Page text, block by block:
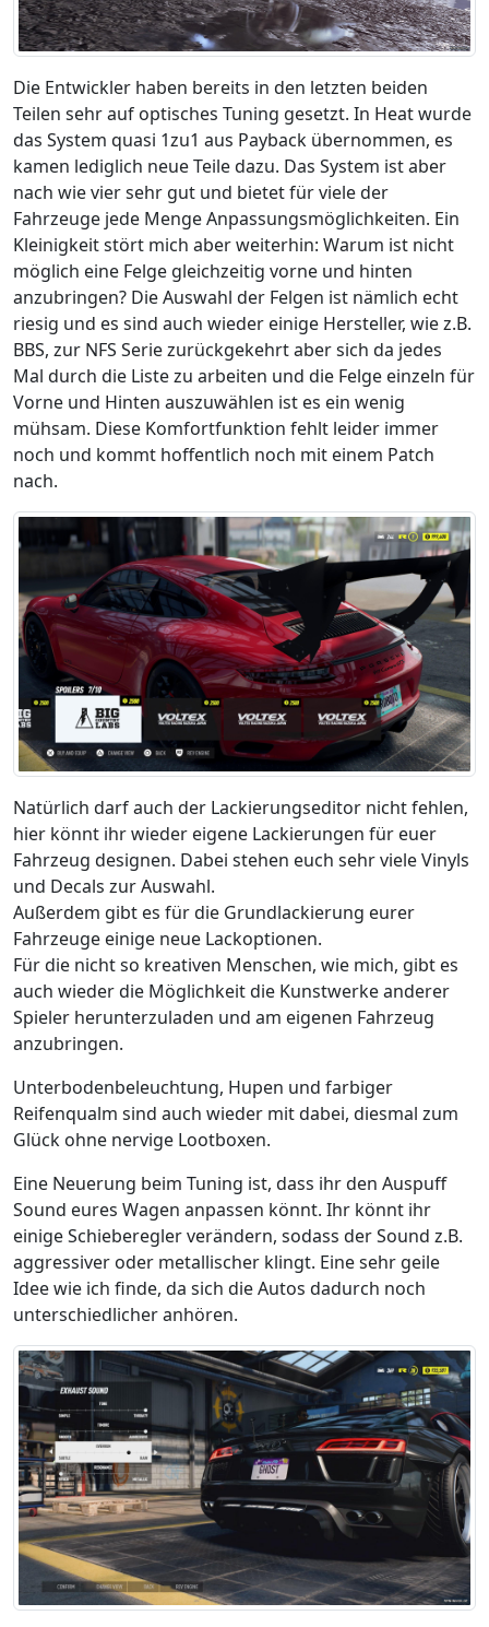
Die Entwickler haben bereits in den letzten beiden
Teilen sehr auf optisches Tuning gesetzt. In Heat wurde
das System quasi 1zu1 aus Payback übernommen, es
kamen lediglich neue Teile dazu. Das System ist aber
nach wie vier sehr gut und bietet für viele der
Fahrzeuge jede Menge Anpassungsmöglichkeiten. Ein
Kleinigkeit stört mich aber weiterhin: Warum ist nicht
möglich eine Felge gleichzeitig vorne und hinten
anzubringen? Die Auswahl der Felgen ist nämlich echt
riesig und es sind auch wieder einige Hersteller, wie z.B.
BBS, zur NFS Serie zurückgekehrt aber sich da jedes
Mal durch die Liste zu arbeiten und die Felge einzeln für
Vorne und Hinten auszuwählen ist es ein wenig
mühsam. Diese Komfortfunktion fehlt leider immer
noch und kommt hoffentlich noch mit einem Patch
nach.
Natürlich darf auch der Lackierungseditor nicht fehlen,
hier könnt ihr wieder eigene Lackierungen für euer
Fahrzeug designen. Dabei stehen euch sehr viele Vinyls
und Decals zur Auswahl.
Außerdem gibt es für die Grundlackierung eurer
Fahrzeuge einige neue Lackoptionen.
Für die nicht so kreativen Menschen, wie mich, gibt es
auch wieder die Möglichkeit die Kunstwerke anderer
Spieler herunterzuladen und am eigenen Fahrzeug
anzubringen.
Unterbodenbeleuchtung, Hupen und farbiger
Reifenqualm sind auch wieder mit dabei, diesmal zum
Glück ohne nervige Lootboxen.
Eine Neuerung beim Tuning ist, dass ihr den Auspuff
Sound eures Wagen anpassen könnt. Ihr könnt ihr
einige Schieberegler verändern, sodass der Sound z.B.
aggressiver oder metallischer klingt. Eine sehr geile
Idee wie ich finde, da sich die Autos dadurch noch
unterschiedlicher anhören.